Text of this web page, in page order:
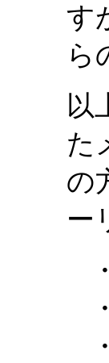
す
ら
以
た
の
ー